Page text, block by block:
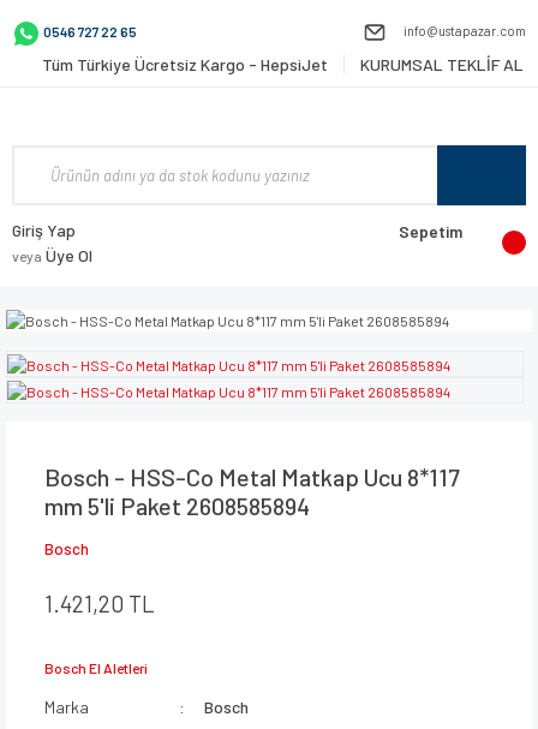
0546 727 22 65 info@ustapazar.com
Tüm Türkiye Ücretsiz Kargo - HepsiJet KURUMSAL TEKLİF AL
Giriş Yap
veya Üye Ol
Sepetim
Bosch - HSS-Co Metal Matkap Ucu 8*117
mm 5'li Paket 2608585894
Bosch
1.421,20 TL
Bosch El Aletleri
Marka
Bosch